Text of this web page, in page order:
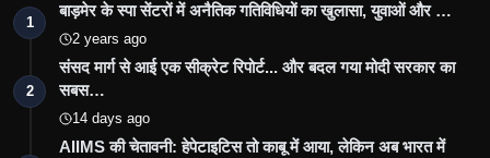
1
बाड़मेर के स्पा सेंटरों में अनैतिक गतिविधियों का खुलासा, युवाओं और …
2 years ago
2
संसद मार्ग से आई एक सीक्रेट रिपोर्ट... और बदल गया मोदी सरकार का
सबस…
14 days ago
AIIMS की चेतावनी: हेपेटाइटिस तो काबू में आया, लेकिन अब भारत में